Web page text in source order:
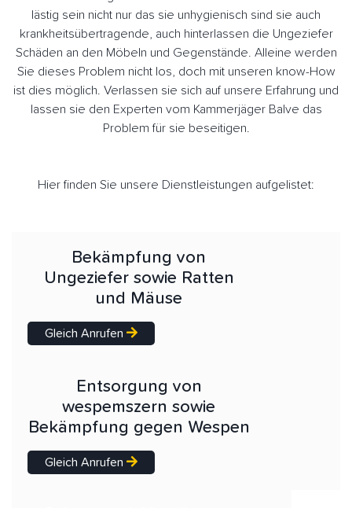
lästig sein nicht nur das sie unhygienisch sind sie auch
krankheitsübertragende, auch hinterlassen die Ungeziefer
Schäden an den Möbeln und Gegenstände. Alleine werden
Sie dieses Problem nicht los, doch mit unseren know-How
ist dies möglich. Verlassen sie sich auf unsere Erfahrung und
lassen sie den Experten vom Kammerjäger Balve das
Problem für sie beseitigen.
Hier finden Sie unsere Dienstleistungen aufgelistet:
Bekämpfung von
Ungeziefer sowie Ratten
und Mäuse
Gleich Anrufen
Entsorgung von
wespemszern sowie
Bekämpfung gegen Wespen
Gleich Anrufen